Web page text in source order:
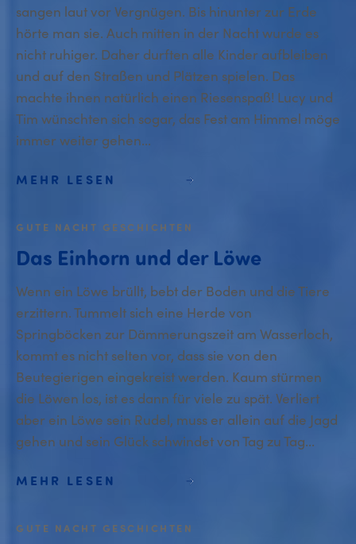
sangen laut vor Vergnügen. Bis hinunter zur Erde
hörte man sie. Auch mitten in der Nacht wurde es
nicht ruhiger. Daher durften alle Kinder aufbleiben
und auf den Straßen und Plätzen spielen. Das
machte ihnen natürlich einen Riesenspaß! Lucy und
Tim wünschten sich sogar, das Fest am Himmel möge
immer weiter gehen...
MEHR LESEN
GUTE NACHT GESCHICHTEN
Das Einhorn und der Löwe
Wenn ein Löwe brüllt, bebt der Boden und die Tiere
erzittern. Tummelt sich eine Herde von
Springböcken zur Dämmerungszeit am Wasserloch,
kommt es nicht selten vor, dass sie von den
Beutegierigen eingekreist werden. Kaum stürmen
die Löwen los, ist es dann für viele zu spät. Verliert
aber ein Löwe sein Rudel, muss er allein auf die Jagd
gehen und sein Glück schwindet von Tag zu Tag...
MEHR LESEN
GUTE NACHT GESCHICHTEN